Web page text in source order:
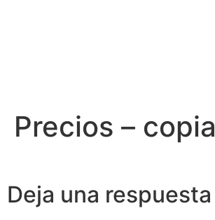
Precios – copia
Deja una respuesta